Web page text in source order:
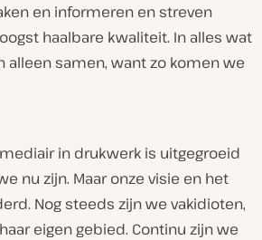
en informeren en streven
haalbare kwaliteit. In alles wat
alleen samen, want zo komen we
in drukwerk is uitgegroeid
nu zijn. Maar onze visie en het
Nog steeds zijn we vakidioten,
eigen gebied. Continu zijn we